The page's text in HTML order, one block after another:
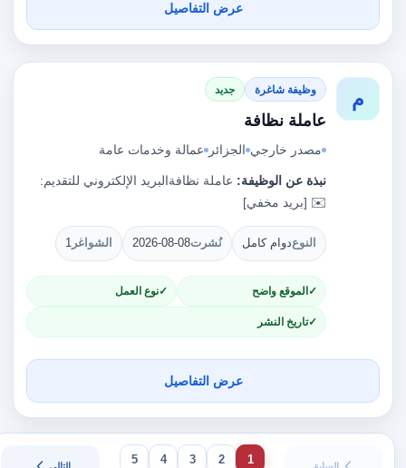
عرض التفاصيل
م وظيفة شاغرة جديد
عاملة نظافة
مصدر خارجي الجزائر عمالة وخدمات عامة
نبذة عن الوظيفة: عاملة نظافةالبريد الإلكتروني للتقديم:
✉️ [بريد مخفي]
النوعدوام كامل نُشرت2026-08-08 الشواغر 1
الموقع واضح نوع العمل
تاريخ النشر
عرض التفاصيل
السابق 1
2
3
4
5 التالي